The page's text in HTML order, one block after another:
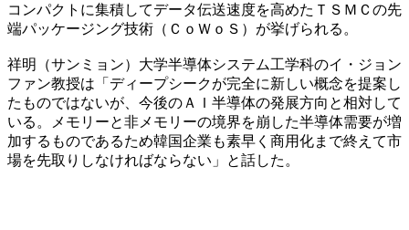
コンパクトに集積してデータ伝送速度を高めたＴＳＭＣの先
端パッケージング技術（ＣｏＷｏＳ）が挙げられる。
祥明（サンミョン）大学半導体システム工学科のイ・ジョン
ファン教授は「ディープシークが完全に新しい概念を提案し
たものではないが、今後のＡＩ半導体の発展方向と相対して
いる。メモリーと非メモリーの境界を崩した半導体需要が増
加するものであるため韓国企業も素早く商用化まで終えて市
場を先取りしなければならない」と話した。